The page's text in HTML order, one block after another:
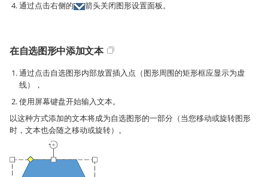
通过点击右侧的
箭头关闭图形设置面板。
在自选图形中添加文本
通过点击自选图形内部放置插入点（图形周围的矩形框应显示为虚
线），
使用屏幕键盘开始输入文本。
以这种方式添加的文本将成为自选图形的一部分（当您移动或旋转图形
时，文本也会随之移动或旋转）。